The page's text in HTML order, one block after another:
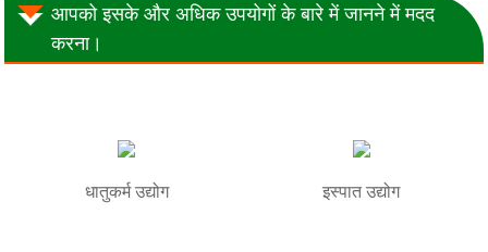
आपको इसके और अधिक उपयोगों के बारे में जानने में मदद
करना।
धातुकर्म उद्योग इस्पात उद्योग